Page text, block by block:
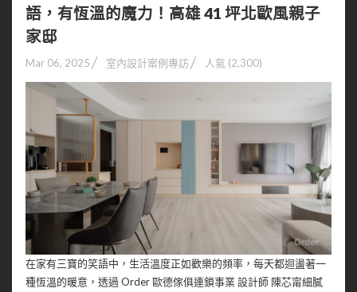
語，有恆溫的魔力！高雄 41 坪北歐風親子
家邸
Mar 06, 2025 室內設計案例專訪 人氣 (2,300)
在家有三寶的笑語中，生活溫度正如歡樂的頻率，每天都迴盪著一
種恆溫的暖意，透過 Order 歐德傢俱連鎖事業 設計師 陳芯甯細膩